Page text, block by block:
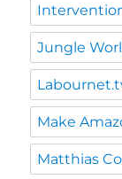
Jungle
Make
Matthias